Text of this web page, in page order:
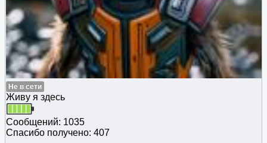
Не в сети
Живу я здесь
Сообщений: 1035
Спасибо получено: 407